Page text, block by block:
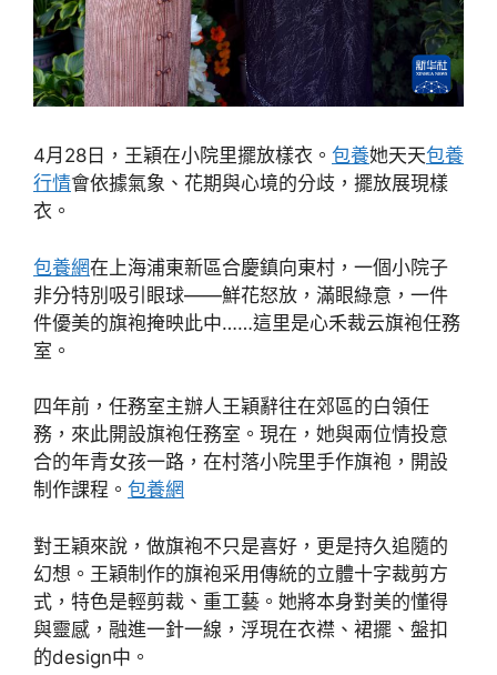
4月28日，王穎在小院里擺放樣衣。 包養她天天包養
行情會依據氣象、花期與心境的分歧，擺放展現樣
衣。
包養網在上海浦東新區合慶鎮向東村，一個小院子
非分特別吸引眼球——鮮花怒放，滿眼綠意，一件
件優美的旗袍掩映此中……這里是心禾裁云旗袍任務
室。
四年前，任務室主辦人王穎辭往在郊區的白領任
務，來此開設旗袍任務室。現在，她與兩位情投意
合的年青女孩一路，在村落小院里手作旗袍，開設
制作課程。 包養網
對王穎來說，做旗袍不只是喜好，更是持久追隨的
幻想。王穎制作的旗袍采用傳統的立體十字裁剪方
式，特色是輕剪裁、重工藝。她將本身對美的懂得
與靈感，融進一針一線，浮現在衣襟、裙擺、盤扣
的design中。